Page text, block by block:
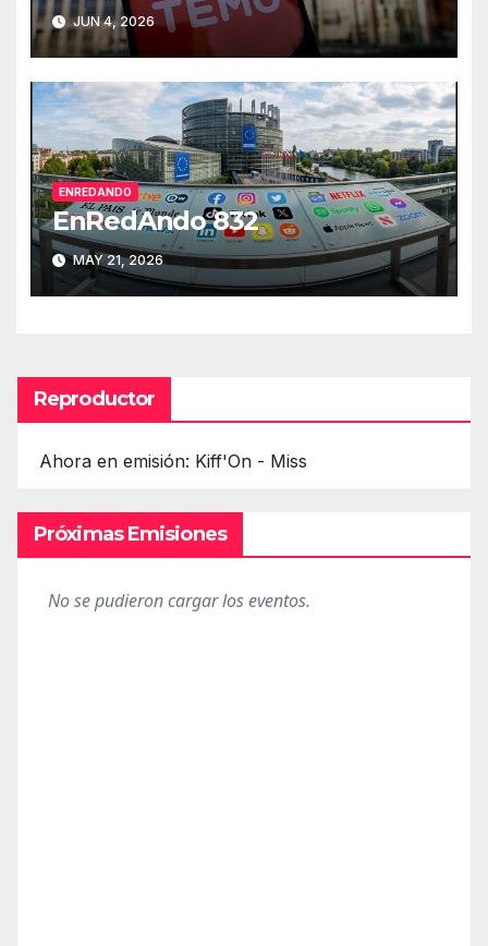
JUN 4, 2026
ENREDANDO
EnRedAndo 832
MAY 21, 2026
Reproductor
Ahora en emisión: Kiff'On - Miss
Próximas Emisiones